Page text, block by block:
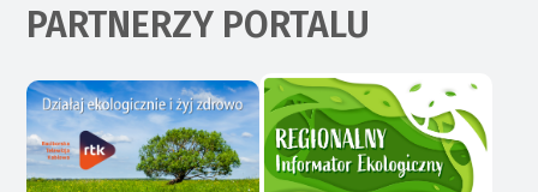
PARTNERZY PORTALU